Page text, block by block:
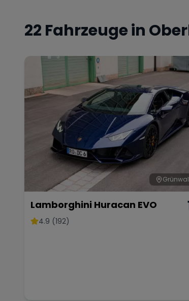
22 Fahrzeuge in
Lamborghini Huracan EVO
4.9 (192)